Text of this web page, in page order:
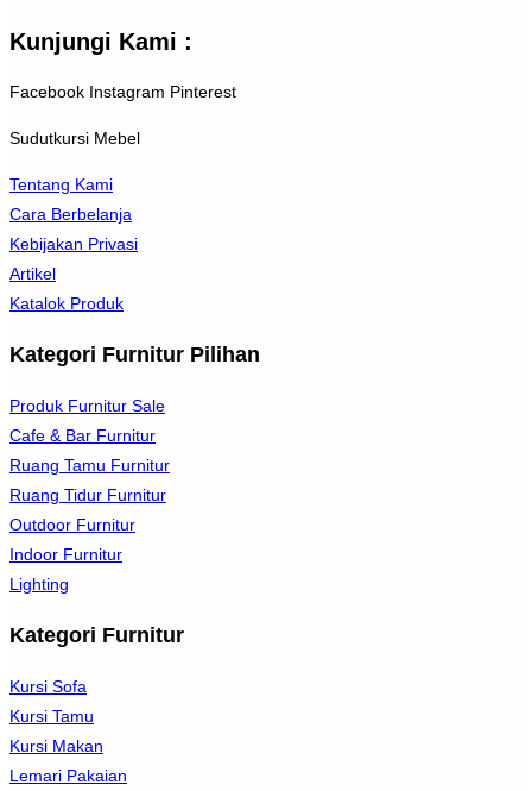
Kunjungi Kami :
Facebook Instagram Pinterest
Sudutkursi Mebel
Tentang Kami
Cara Berbelanja
Kebijakan Privasi
Artikel
Katalok Produk
Kategori Furnitur Pilihan
Produk Furnitur Sale
Cafe & Bar Furnitur
Ruang Tamu Furnitur
Ruang Tidur Furnitur
Outdoor Furnitur
Indoor Furnitur
Lighting
Kategori Furnitur
Kursi Sofa
Kursi Tamu
Kursi Makan
Lemari Pakaian